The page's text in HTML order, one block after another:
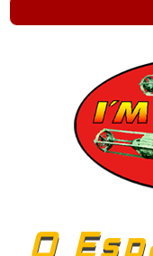
O